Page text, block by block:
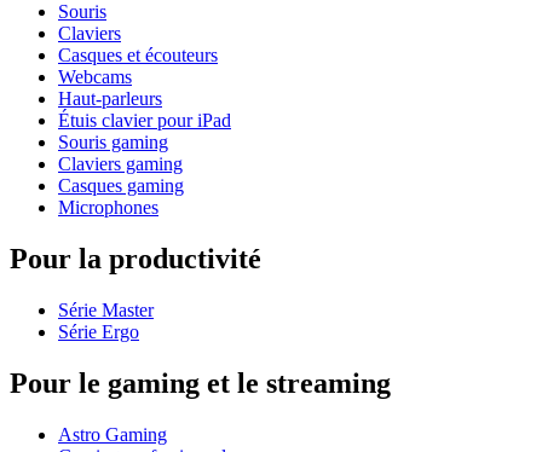
Souris
Claviers
Casques et écouteurs
Webcams
Haut-parleurs
Étuis clavier pour iPad
Souris gaming
Claviers gaming
Casques gaming
Microphones
Pour la productivité
Série Master
Série Ergo
Pour le gaming et le streaming
Astro Gaming